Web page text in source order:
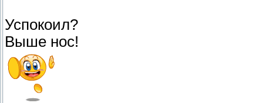
Успокоил?
Выше нос!